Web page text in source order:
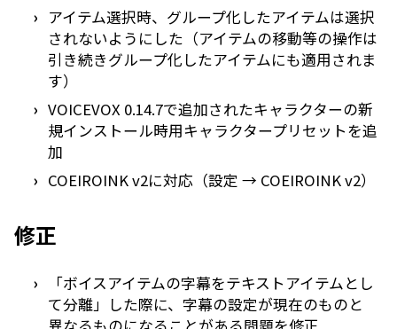
アイテム選択時、グループ化したアイテムは選択
されないようにした（アイテムの移動等の操作は
引き続きグループ化したアイテムにも適用されま
す）
VOICEVOX 0.14.7で追加されたキャラクターの新
規インストール時用キャラクタープリセットを追
加
COEIROINK v2に対応（設定 → COEIROINK v2）
修正
「ボイスアイテムの字幕をテキストアイテムとし
て分離」した際に、字幕の設定が現在のものと